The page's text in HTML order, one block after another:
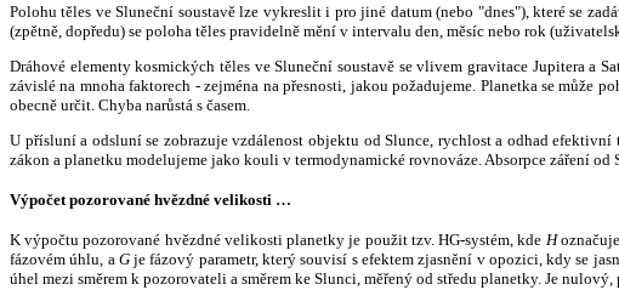
Polohu těles ve Sluneční soustavě lze vykreslit i pro jiné datum (nebo "dnes"), které se
(zpětně, dopředu) se poloha těles pravidelně mění v intervalu den, měsíc nebo rok
Dráhové elementy kosmických těles ve Sluneční soustavě se vlivem gravitace Jupitera a
závislé na mnoha faktorech - zejména na přesnosti, jakou požadujeme. Planetka se
obecně určit. Chyba narůstá s časem.
U přísluní a odsluní se zobrazuje vzdálenost objektu od Slunce, rychlost a odhad
zákon a planetku modelujeme jako kouli v termodynamické rovnováze. Absorpce záření
Výpočet pozorované hvězdné velikosti …
K výpočtu pozorované hvězdné velikosti planetky je použit tzv. HG-systém, kde H
fázovém úhlu, a Gje fázový parametr, který souvisí s efektem zjasnění v opozici, kdy se
úhel mezi směrem k pozorovateli a směrem ke Slunci, měřený od středu planetky. Je